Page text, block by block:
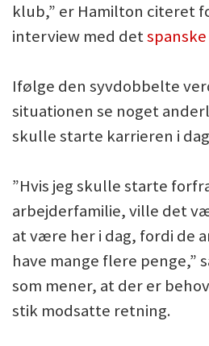
klub,” er Hamilton citeret
interview med det
Ifølge den syvdobbelte
situationen se noget
skulle starte karrieren i
”Hvis jeg skulle starte
arbejderfamilie, ville det
at være her i dag, fordi de
have mange flere penge,”
som mener, at der er
stik modsatte retning.